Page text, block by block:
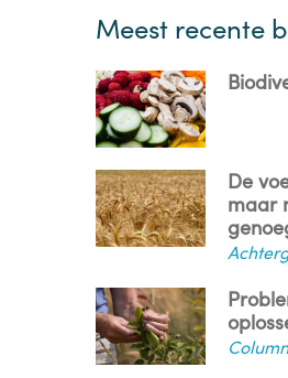
Meest recente
De
maar
Column